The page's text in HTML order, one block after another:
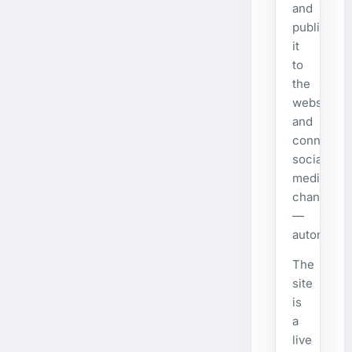
and
publishes
it
to
the
website
and
connected
social
media
channels
—
The
site
is
a
live